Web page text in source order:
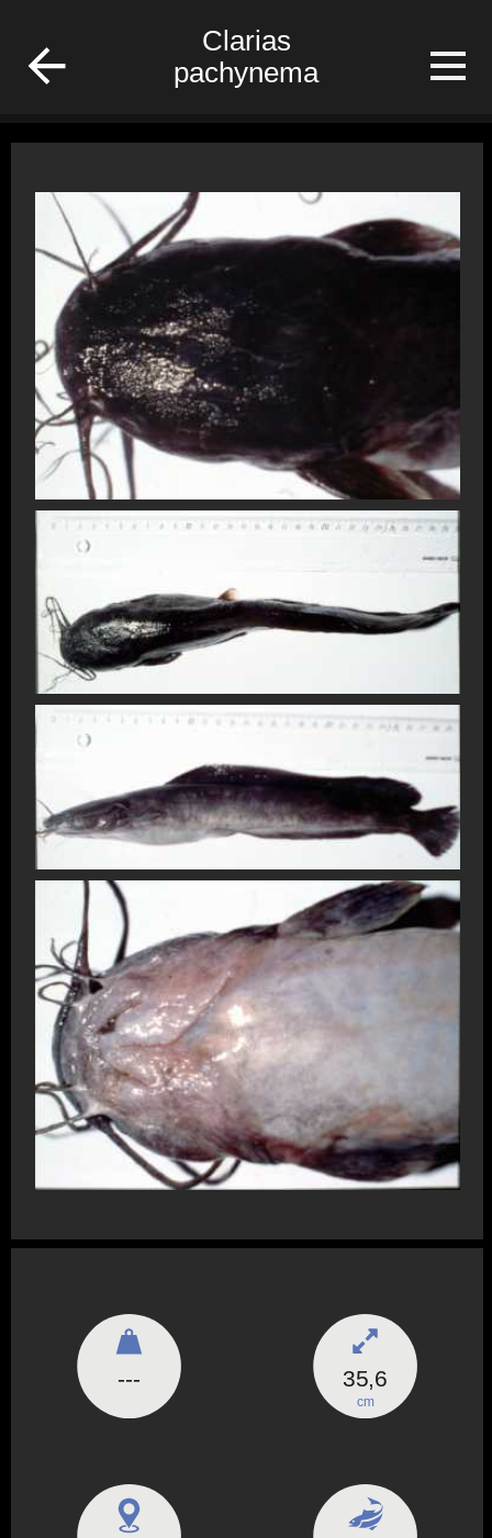
Clarias
pachynema
--- 35,6
cm